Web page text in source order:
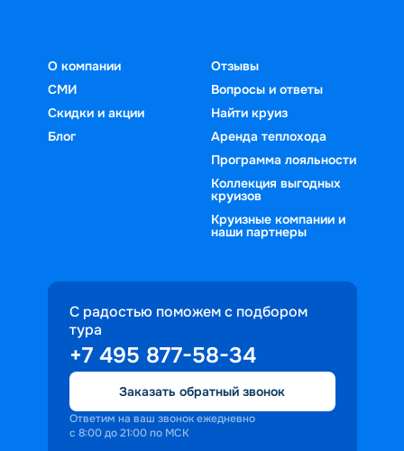
О компании
СМИ
Скидки и акции
Блог
Отзывы
Вопросы и ответы
Найти круиз
Аренда теплохода
Программа лояльности
Коллекция выгодных
круизов
Круизные компании и
наши партнеры
С радостью поможем с подбором
тура
+7 495 877-58-34
Заказать обратный звонок
Ответим на ваш звонок ежедневно
с 8:00 до 21:00 по МСК